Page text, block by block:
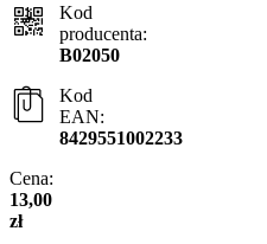
Kod
producenta:
B02050
Kod
EAN:
8429551002233
Cena:
13,00
zł